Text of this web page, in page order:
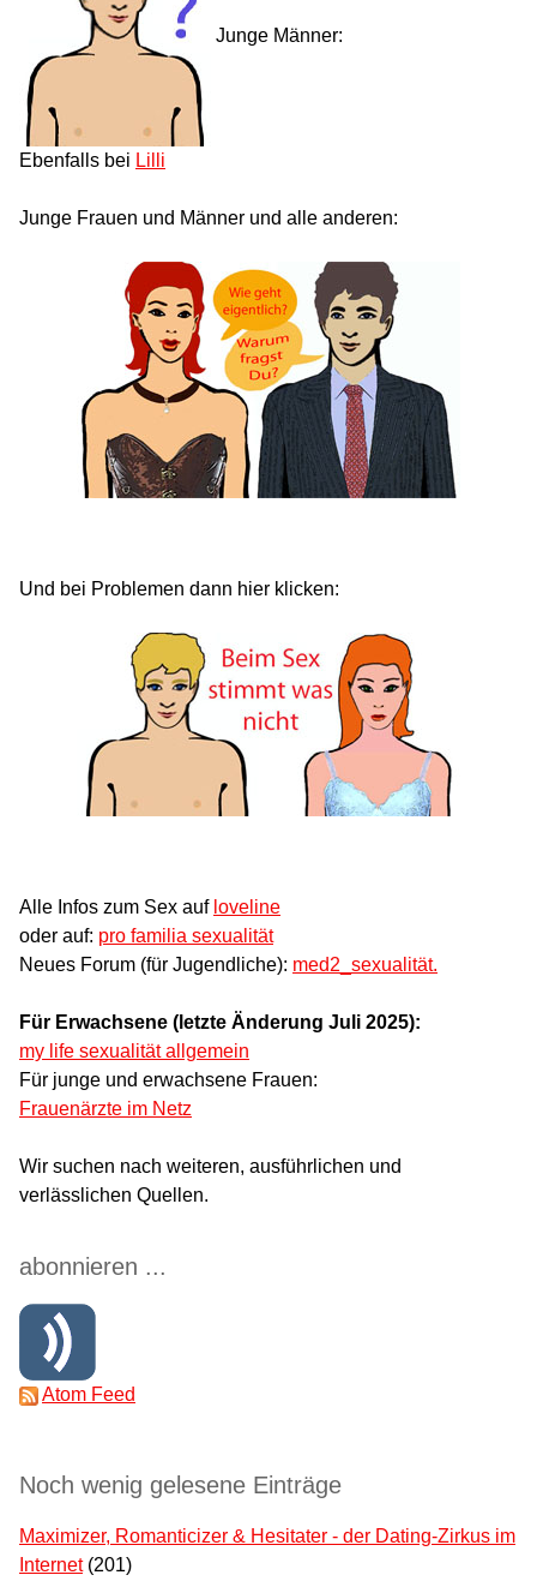
Junge Männer:
Ebenfalls bei Lilli
Junge Frauen und Männer und alle anderen:
Und bei Problemen dann hier klicken:
Alle Infos zum Sex auf loveline
oder auf: pro familia sexualität
Neues Forum (für Jugendliche): med2_sexualität.
Für Erwachsene (letzte Änderung Juli 2025):
my life sexualität allgemein
Für junge und erwachsene Frauen:
Frauenärzte im Netz
Wir suchen nach weiteren, ausführlichen und
verlässlichen Quellen.
abonnieren ...
Atom Feed
Noch wenig gelesene Einträge
Maximizer, Romanticizer & Hesitater - der Dating-Zirkus im
Internet (201)